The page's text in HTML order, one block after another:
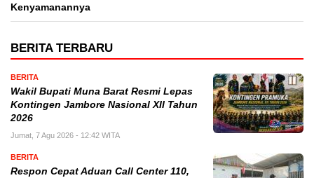
Kenyamanannya
BERITA TERBARU
BERITA
Wakil Bupati Muna Barat Resmi Lepas
Kontingen Jambore Nasional XII Tahun
2026
Jumat, 7 Agu 2026 - 12:42 WITA
BERITA
Respon Cepat Aduan Call Center 110,